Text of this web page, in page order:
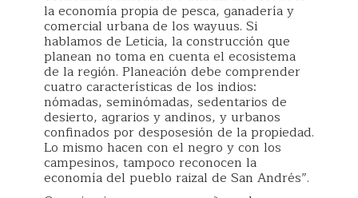
la economía propia de pesca, ganadería y
comercial urbana de los wayuus. Si
hablamos de Leticia, la construcción que
planean no toma en cuenta el ecosistema
de la región. Planeación debe comprender
cuatro características de los indios:
nómadas, seminómadas, sedentarios de
desierto, agrarios y andinos, y urbanos
confinados por desposesión de la propiedad.
Lo mismo hacen con el negro y con los
campesinos, tampoco reconocen la
economía del pueblo raizal de San Andrés”.